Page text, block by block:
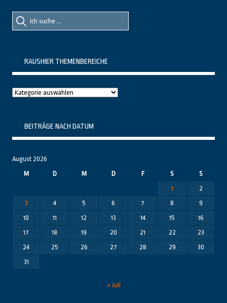
Suche
nach::
Suche
nach:
RAUSHIER THEMENBEREICHE
Raushier
BEITRÄGE NACH DATUM
August 2026
M
D M D F S
S
1
2
3
4 5 6 7 8
9
10
11 12 13 14 15
16
17
18 19 20 21 22
23
24
25 26 27 28 29
30
31
« Juli